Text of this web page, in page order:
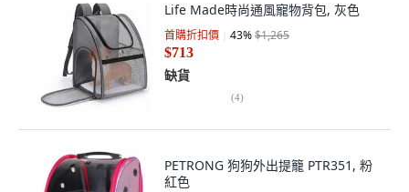
Life Made時尚通風寵物背包, 灰色
首購折扣價 43%$1,265
$713
缺貨
(4)
PETRONG 狗狗外出提籠 PTR351, 粉
紅色